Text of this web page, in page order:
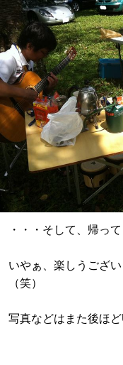
・・・そして、帰っ
いやぁ、楽しうござ
（笑）
写真などはまた後ほ